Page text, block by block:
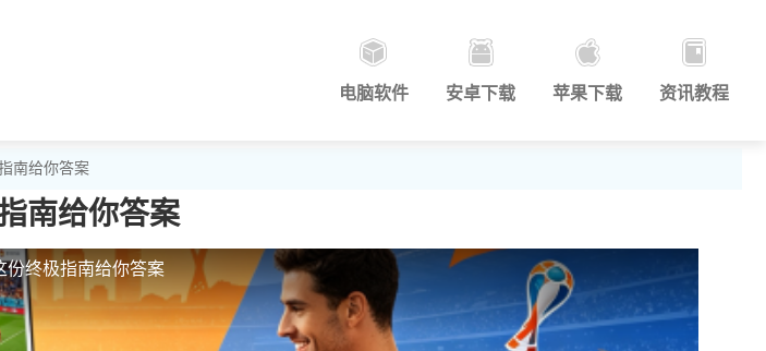
电脑软件 安卓下载 苹果下载 资讯教程
南给你答案
南给你答案
份终极指南给你答案